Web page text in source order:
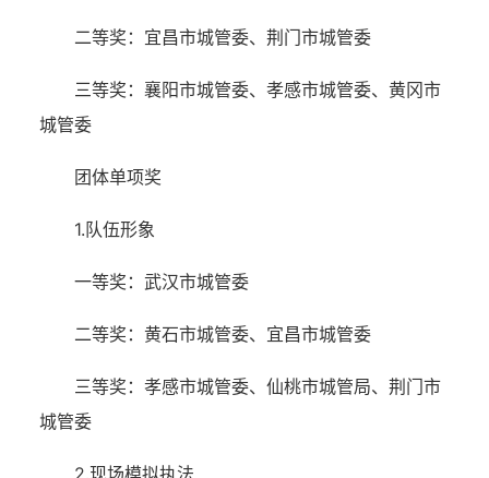
二等奖：宜昌市城管委、荆门市城管委
三等奖：襄阳市城管委、孝感市城管委、黄冈市
城管委
团体单项奖
1.队伍形象
一等奖：武汉市城管委
二等奖：黄石市城管委、宜昌市城管委
三等奖：孝感市城管委、仙桃市城管局、荆门市
城管委
2.现场模拟执法